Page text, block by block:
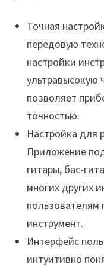
Точная
передовую
настройки
ультравысокую
позволяет
точностью.
Настройка для
Приложение
гитары, бас-
многих других
пользователям
инструмент.
Интерфейс
интуитивно